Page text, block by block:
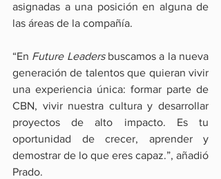
asignadas a una posición en alguna de
las áreas de la compañía.
“En Future Leaders buscamos a la nueva
generación de talentos que quieran vivir
una experiencia única: formar parte de
CBN, vivir nuestra cultura y desarrollar
proyectos de alto impacto. Es tu
oportunidad de crecer, aprender y
demostrar de lo que eres capaz.”, añadió
Prado.